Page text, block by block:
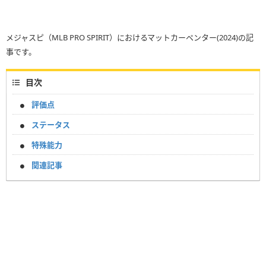
メジャスピ（MLB PRO SPIRIT）におけるマットカーペンター(2024)の記
事です。
目次
評価点
ステータス
特殊能力
関連記事